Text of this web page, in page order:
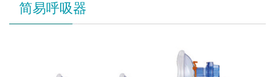
简易呼吸器